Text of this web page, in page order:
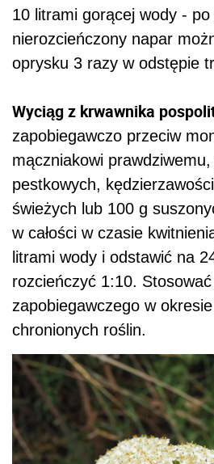
10 litrami gorącej wody -
nierozcieńczony napar
oprysku 3 razy w odstępie
Wyciąg z krwawnika
zapobiegawczo przeciw
mączniakowi
pestkowych,
świeżych lub 100 g
w całości w czasie
litrami wody i odstawić na
rozcieńczyć 1:10.
zapobiegawczego w
chronionych roślin.